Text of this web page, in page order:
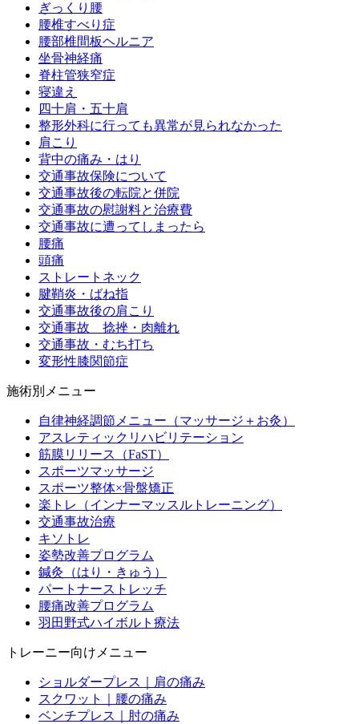
ぎっくり腰
腰椎すべり症
腰部椎間板ヘルニア
坐骨神経痛
脊柱管狭窄症
寝違え
四十肩・五十肩
整形外科に行っても異常が見られなかった
肩こり
背中の痛み・はり
交通事故保険について
交通事故後の転院と併院
交通事故の慰謝料と治療費
交通事故に遭ってしまったら
腰痛
頭痛
ストレートネック
腱鞘炎・ばね指
交通事故後の肩こり
交通事故 捻挫・肉離れ
交通事故・むち打ち
変形性膝関節症
施術別メニュー
自律神経調節メニュー（マッサージ＋お灸）
アスレティックリハビリテーション
筋膜リリース（FaST）
スポーツマッサージ
スポーツ整体×骨盤矯正
楽トレ（インナーマッスルトレーニング）
交通事故治療
キソトレ
姿勢改善プログラム
鍼灸（はり・きゅう）
パートナーストレッチ
腰痛改善プログラム
羽田野式ハイボルト療法
トレーニー向けメニュー
ショルダープレス｜肩の痛み
スクワット｜腰の痛み
ベンチプレス｜肘の痛み